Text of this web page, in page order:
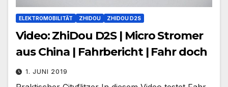
ELEKTROMOBILITÄT ZHIDOU ZHIDOU D2S
Video: ZhiDou D2S | Micro Stromer
aus China | Fahrbericht | Fahr doch
1. JUNI 2019